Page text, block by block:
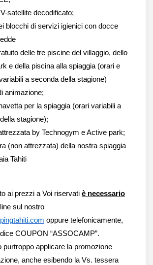
satellite decodificato;
blocchi di servizi igienici con docce
delle tre piscine del villaggio, dello
e della piscina alla spiaggia (orari e
a seconda della stagione)
animazione;
per la spiaggia (orari variabili a
stagione);
by Technogym e Active park;
(non attrezzata) della nostra spiaggia
Tahiti
ai prezzi a Voi riservati è necessario
sul nostro
oppure telefonicamente,
COUPON “ASSOCAMP”.
purtroppo applicare la promozione
anche esibendo la Vs. tessera